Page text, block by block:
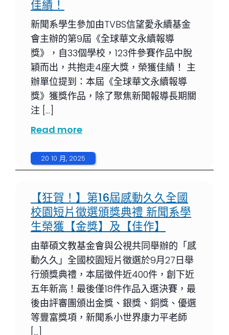
佳績！
新聞系學生參加由TVBS信望愛永續基金
會主辦的第9屆《全球華文永續報導
獎》，自33個學校，123件參賽作品中脫
穎而出，共抱走4座大獎，榮獲佳績！ 主
辦單位提到：本屆《全球華文永續報導
獎》獲獎作品，除了聚焦新聞報導長期關
注 […]
Read more
20 10 月, 2025
【狂賀！】第16屆感動久久全國
校園短片徵選頒獎典禮 新聞系學
生榮獲【金獎】及【佳作】
由華碩文教基金會與公視共同舉辦的「感
動久久」全國校園短片徵選於9月27日舉
行頒獎典禮，本屆徵件近400件，創下近
五年新高！最後僅18件作品入選決賽，最
後由評審團頒出金獎、銀獎、銅獎、優選
等豐富獎項，新聞系小世界康力平老師
[…]